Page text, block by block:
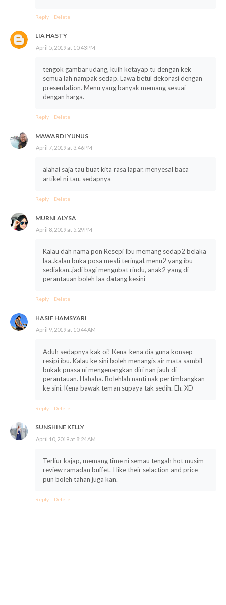
Reply Delete
LIA HASTY
April 5, 2019 at 10:43 PM
tengok gambar udang, kuih ketayap tu dengan kek
semua lah nampak sedap. Lawa betul dekorasi dengan
presentation. Menu yang banyak memang sesuai
dengan harga.
Reply Delete
MAWARDI YUNUS
April 7, 2019 at 3:46 PM
alahai saja tau buat kita rasa lapar. menyesal baca
artikel ni tau. sedapnya
Reply Delete
MURNI ALYSA
April 8, 2019 at 5:29 PM
Kalau dah nama pon Resepi Ibu memang sedap2 belaka
laa..kalau buka posa mesti teringat menu2 yang ibu
sediakan..jadi bagi mengubat rindu, anak2 yang di
perantauan boleh laa datang kesini
Reply Delete
HASIF HAMSYARI
April 9, 2019 at 10:44 AM
Aduh sedapnya kak oi! Kena-kena dia guna konsep
resipi ibu. Kalau ke sini boleh menangis air mata sambil
bukak puasa ni mengenangkan diri nan jauh di
perantauan. Hahaha. Bolehlah nanti nak pertimbangkan
ke sini. Kena bawak teman supaya tak sedih. Eh. XD
Reply Delete
SUNSHINE KELLY
April 10, 2019 at 8:24 AM
Terliur kajap, memang time ni semau tengah hot musim
review ramadan buffet. I like their selaction and price
pun boleh tahan juga kan.
Reply Delete